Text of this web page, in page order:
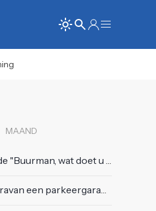
MAAND
nu?"-scène uit Flodder met Tatjana Šimić
in Vlissingen binnen